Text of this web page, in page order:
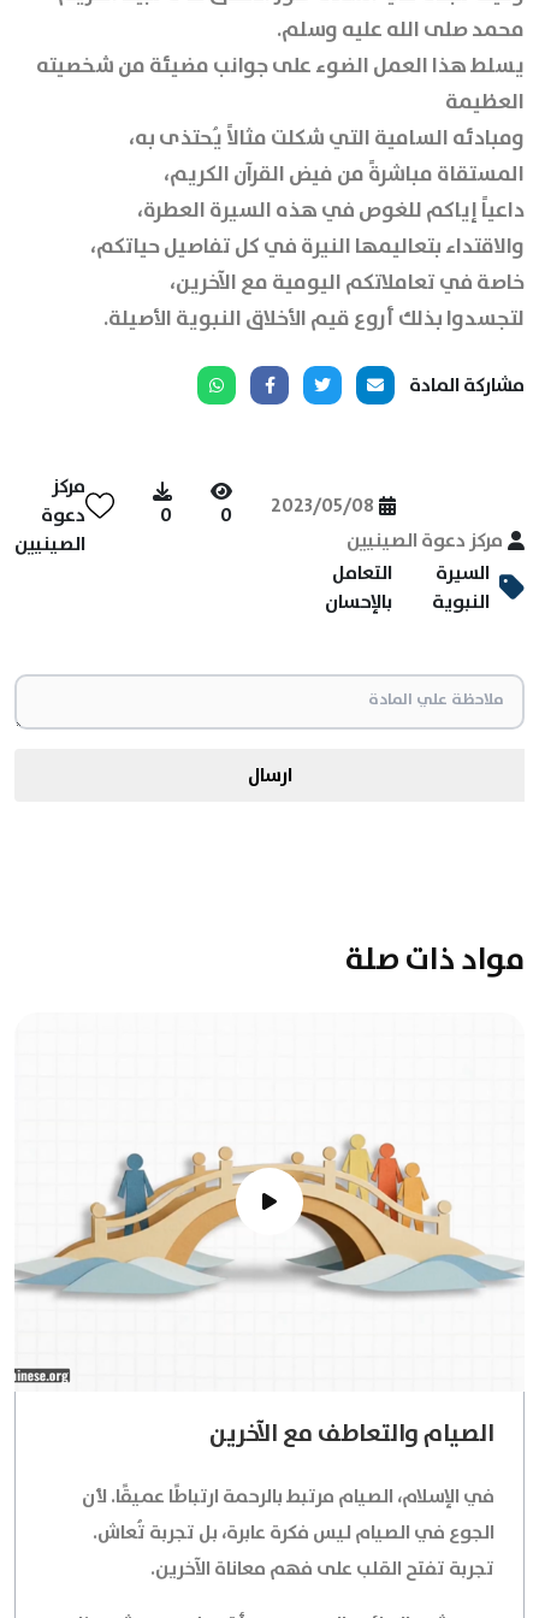
محمد صلى الله عليه وسلم.
يسلط هذا العمل الضوء على جوانب مضيئة من شخصيته
العظيمة
ومبادئه السامية التي شكلت مثالاً يُحتذى به،
المستقاة مباشرةً من فيض القرآن الكريم،
داعياً إياكم للغوص في هذه السيرة العطرة،
والاقتداء بتعاليمها النيرة في كل تفاصيل حياتكم،
خاصة في تعاملاتكم اليومية مع الآخرين،
لتجسدوا بذلك أروع قيم الأخلاق النبوية الأصيلة.
مشاركة المادة
مركز دعوة الصينيين
2023/05/08
0
0
مركز
دعوة
الصينيين
السيرة
النبوية
التعامل
بالإحسان
ارسال
مواد ذات صلة
الصيام والتعاطف مع الآخرين
في الإسلام، الصيام مرتبط بالرحمة ارتباطًا عميقًا. لأن
الجوع في الصيام ليس فكرة عابرة، بل تجربة تُعاش.
تجربة تفتح القلب على فهم معاناة الآخرين.